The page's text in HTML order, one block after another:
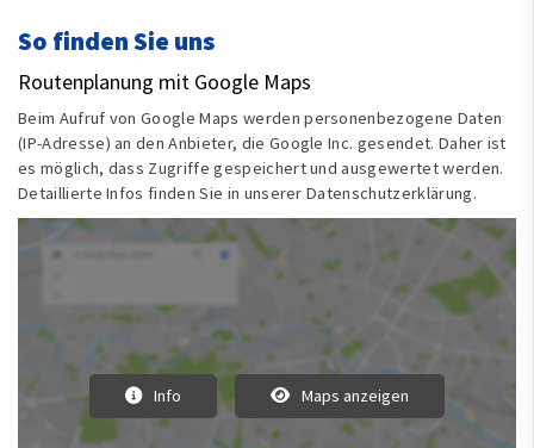
So finden Sie uns
Routenplanung mit Google Maps
Beim Aufruf von Google Maps werden personenbezogene Daten
(IP-Adresse) an den Anbieter, die Google Inc. gesendet. Daher ist
es möglich, dass Zugriffe gespeichert und ausgewertet werden.
Detaillierte Infos finden Sie in unserer Datenschutzerklärung.
Info Maps anzeigen